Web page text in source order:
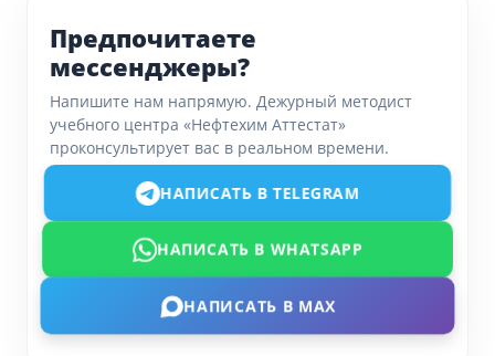
Предпочитаете
мессенджеры?
Напишите нам напрямую. Дежурный методист
учебного центра «Нефтехим Аттестат»
проконсультирует вас в реальном времени.
НАПИСАТЬ В TELEGRAM
НАПИСАТЬ В WHATSAPP
НАПИСАТЬ В MAX